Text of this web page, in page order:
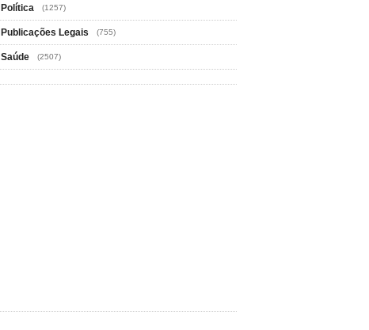
Política (1257)
Publicações Legais (755)
Saúde (2507)